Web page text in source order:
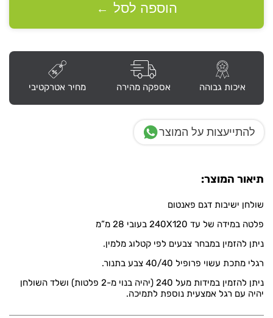
פאנטוםהוספה לסל ←
איכות גבוהה אספקה מהירה מחיר אטרקטיבי
להתייעצות על המוצר
תיאור המוצר:
שולחן ישיבות דגם פאנטום
פלטה במידה של עד 240X120 בעובי 28 מ”מ
ניתן להזמין במבחר צבעים לפי קטלוג מלמין.
רגלי מתכת עשוי פרופיל 40/40 צבע בתנור.
ניתן להזמין במידות מעל 240 (יהיה בנוי מ-2 פלטות) ושלד השולחן
יהיה עם רגל אמצעית נוספת לתמיכה.